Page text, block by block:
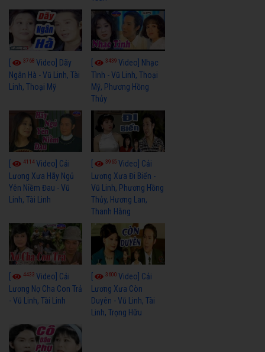
3768 Video] Dãy
Ngân Hà - Vũ Linh, Tài
Linh, Thoại Mỹ
3439Video] Nhạc
Tình - Vũ Linh, Thoại
Mỹ, Phương Hồng
Thủy
4114Video] Cải
Lương Xưa Hãy Ngủ
Yên Niềm Đau - Vũ
Linh, Tài Linh
3965Video] Cải
Lương Xưa Đi Biển -
Vũ Linh, Phương Hồng
Thủy, Hương Lan,
Thanh Hằng
4433 Video] Cải
Lương Nợ Cha Con Trả
- Vũ Linh, Tài Linh
3600Video] Cải
Lương Xưa Còn
Duyên - Vũ Linh, Tài
Linh, Trọng Hữu